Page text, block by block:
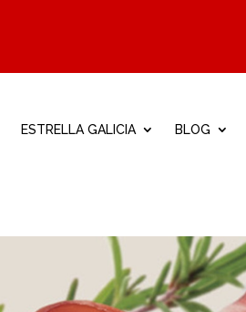
ESTRELLA GALICIA BLOG